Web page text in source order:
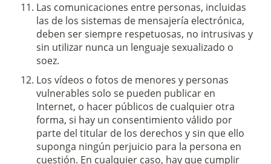
Las comunicaciones entre personas, incluidas
las de los sistemas de mensajería electrónica,
deben ser siempre respetuosas, no intrusivas y
sin utilizar nunca un lenguaje sexualizado o
soez.
Los vídeos o fotos de menores y personas
vulnerables solo se pueden publicar en
Internet, o hacer públicos de cualquier otra
forma, si hay un consentimiento válido por
parte del titular de los derechos y sin que ello
suponga ningún perjuicio para la persona en
cuestión. En cualquier caso, hay que cumplir